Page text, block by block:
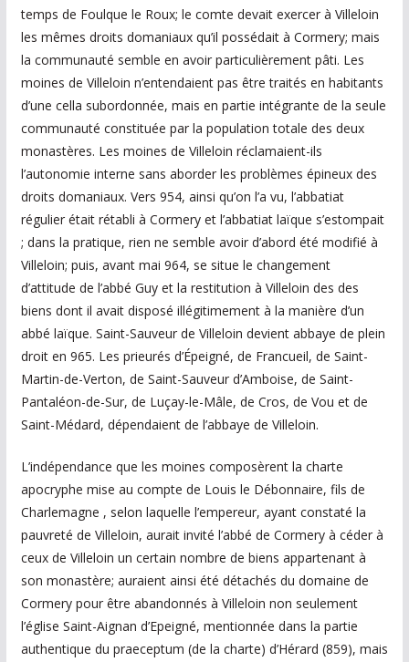
temps de Foulque le Roux; le comte devait exercer à Villeloin
les mêmes droits domaniaux qu’il possédait à Cormery; mais
la communauté semble en avoir particulièrement pâti. Les
moines de Villeloin n’entendaient pas être traités en habitants
d’une cella subordonnée, mais en partie intégrante de la seule
communauté constituée par la population totale des deux
monastères. Les moines de Villeloin réclamaient-ils
l’autonomie interne sans aborder les problèmes épineux des
droits domaniaux. Vers 954, ainsi qu’on l’a vu, l’abbatiat
régulier était rétabli à Cormery et l’abbatiat laïque s’estompait
; dans la pratique, rien ne semble avoir d’abord été modifié à
Villeloin; puis, avant mai 964, se situe le changement
d’attitude de l’abbé Guy et la restitution à Villeloin des des
biens dont il avait disposé illégitimement à la manière d’un
abbé laïque. Saint-Sauveur de Villeloin devient abbaye de plein
droit en 965. Les prieurés d’Épeigné, de Francueil, de Saint-
Martin-de-Verton, de Saint-Sauveur d’Amboise, de Saint-
Pantaléon-de-Sur, de Luçay-le-Mâle, de Cros, de Vou et de
Saint-Médard, dépendaient de l’abbaye de Villeloin.
L’indépendance que les moines composèrent la charte
apocryphe mise au compte de Louis le Débonnaire, fils de
Charlemagne , selon laquelle l’empereur, ayant constaté la
pauvreté de Villeloin, aurait invité l’abbé de Cormery à céder à
ceux de Villeloin un certain nombre de biens appartenant à
son monastère; auraient ainsi été détachés du domaine de
Cormery pour être abandonnés à Villeloin non seulement
l’église Saint-Aignan d’Epeigné, mentionnée dans la partie
authentique du praeceptum (de la charte) d’Hérard (859), mais